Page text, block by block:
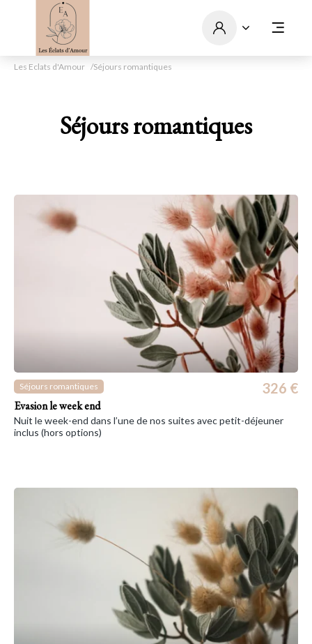
Les Eclats d'Amour Séjours romantiques
Séjours romantiques
Séjours romantiques
Evasion le week end
326 €
Nuit le week-end dans l’une de nos suites avec petit-déjeuner
inclus (hors options)